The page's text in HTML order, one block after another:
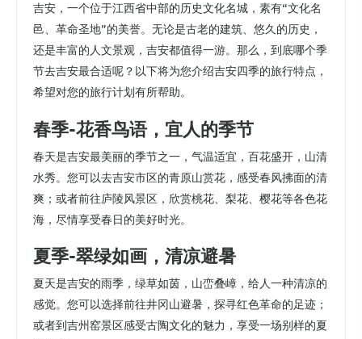
吉安，一个位于江西省中部的历史文化名城，素有“文化名
邑、革命圣地”的美誉。无论是古老的建筑、悠久的历史，
还是丰富的人文景观，吉安都值得一游。那么，到底哪个季
节去吉安最合适呢？以下将为您介绍吉安四季的旅行特点，
希望对您的旅行计划有所帮助。
春季-花香鸟语，宜人的季节
春天是吉安最美丽的季节之一，气温适宜，百花盛开，山清
水秀。您可以去吉安市区的青原山赏花，感受春风拂面的清
爽；或者前往庐陵风景区，欣赏桃花、梨花、樱花等各色花
海，尽情享受春日的美好时光。
夏季-翠绿如画，清凉避暑
夏天是吉安的雨季，绿草如茵，山峦叠嶂，给人一种清凉的
感觉。您可以选择前往井冈山避暑，探寻红色革命的足迹；
或者到吉州窑景区感受古陶文化的魅力，享受一场别样的夏